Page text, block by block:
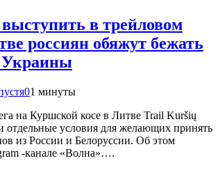
в трейловом
россиян обяжут бежать
Украины
01 минуты
на Куршской косе в Литве Trail Kuršių
отдельные условия для желающих принять
из России и Белоруссии. Об этом
-канале «Волна»….